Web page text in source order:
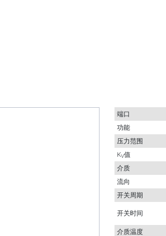
端口
功能
压力范围
KV值
介质
流向
开关周期
开关时间
介质温度